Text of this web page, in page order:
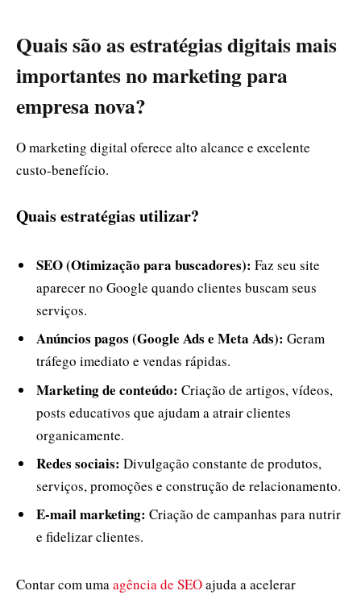
Quais são as estratégias digitais mais
importantes no marketing para
empresa nova?
O marketing digital oferece alto alcance e excelente
custo-benefício.
Quais estratégias utilizar?
SEO (Otimização para buscadores): Faz seu site
aparecer no Google quando clientes buscam seus
serviços.
Anúncios pagos (Google Ads e Meta Ads): Geram
tráfego imediato e vendas rápidas.
Marketing de conteúdo: Criação de artigos, vídeos,
posts educativos que ajudam a atrair clientes
organicamente.
Redes sociais: Divulgação constante de produtos,
serviços, promoções e construção de relacionamento.
E-mail marketing: Criação de campanhas para nutrir
e fidelizar clientes.
Contar com umaagência de SEOajuda a acelerar